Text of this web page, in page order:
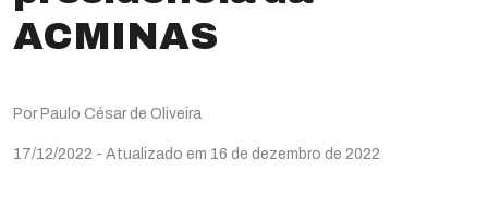
ACMINAS
Por Paulo César de Oliveira
17/12/2022 - Atualizado em 16 de dezembro de 2022